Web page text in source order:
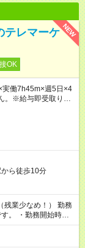
NEW
テレマーケ
OK
働7h45m×週5日×4
。※給与即受取りサ
から徒歩10分
残業少なめ！） 勤務
。 ・勤務開始時